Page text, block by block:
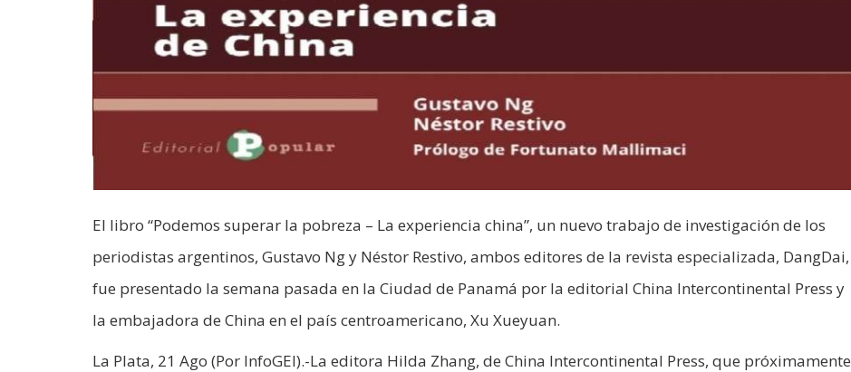
El libro “Podemos superar la pobreza – La experiencia china”, un nuevo trabajo de investigación de los
periodistas argentinos, Gustavo Ng y Néstor Restivo, ambos editores de la revista especializada, DangDai,
fue presentado la semana pasada en la Ciudad de Panamá por la editorial China Intercontinental Press y
la embajadora de China en el país centroamericano, Xu Xueyuan.
La Plata, 21 Ago (Por InfoGEI).-La editora Hilda Zhang, de China Intercontinental Press, que próximamente